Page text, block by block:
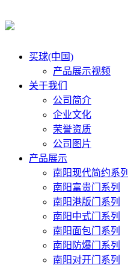
买球(中国)
产品展示视频
关于我们
公司简介
企业文化
荣誉资质
公司图片
产品展示
南阳现代简约系列
南阳富贵门系列
南阳港版门系列
南阳中式门系列
南阳面包门系列
南阳防爆门系列
南阳对开门系列